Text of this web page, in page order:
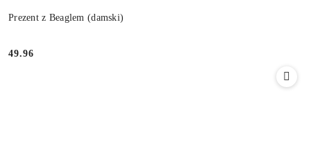
Prezent z Beaglem (damski)
Cena:
49.96